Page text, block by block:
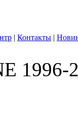
| Контакты |
1996-